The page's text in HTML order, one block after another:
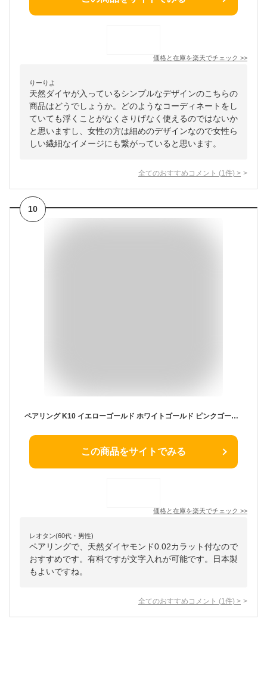
価格と在庫を楽天でチェック >>
りーりよ
天然ダイヤが入っているシンプルなデザインのこちらの
商品はどうでしょうか。どのようなコーディネートをし
ていても浮くことがなくさりげなく使えるのではないか
と思いますし、女性の方は細めのデザインなので女性ら
しい繊細なイメージにも繋がっていると思います。
全てのおすすめコメント (1 件) >
10
ペアリング K10 イエローゴールド ホワイトゴールド ピンクゴールド ダイヤモンド 2本セット 天然ダイヤ 品質保証書 金属アレルギー 日本製 おしゃれ ジュエリー プレゼント ギフト クリスマス 卒業式 入学式 卒園式 入園式 お祝い
この商品をサイトでみる
価格と在庫を楽天でチェック >>
レオタン(60代・男性)
ペアリングで、天然ダイヤモンド0.02カラット付なので
おすすめです。有料ですが文字入れが可能です。日本製
もよいですね。
全てのおすすめコメント (1 件) >